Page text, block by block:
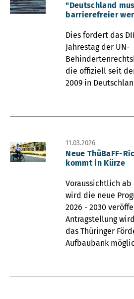
"Deutschland
barrierefreier
Dies fordert das
Jahrestag der UN-
die offiziell seit
2009 in
11.03.2026
Neue ThüBaFF-
kommt in Kürze
Voraussichtlich
wird die neue
2026 - 2030
Antragstellung
das Thüringer
Aufbaubank